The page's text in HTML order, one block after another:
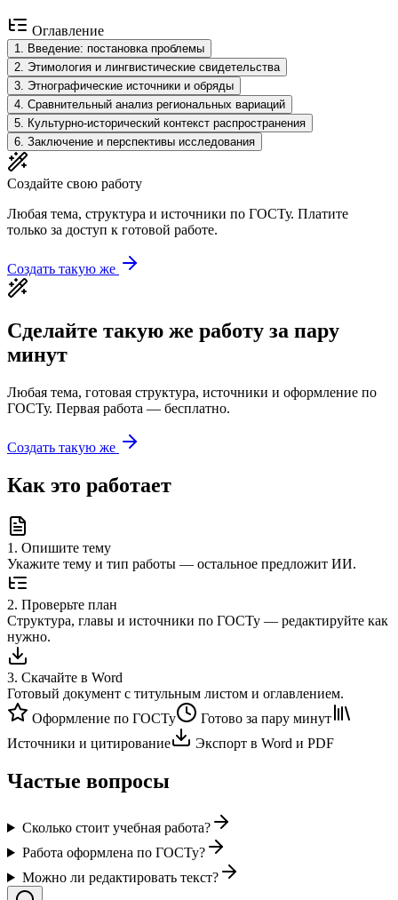
Оглавление
1
Введение: постановка проблемы
2 Этимология и лингвистические свидетельства
3 Этнографические источники и обряды
4 Сравнительный анализ региональных вариаций
5 Культурно-исторический контекст распространения
6 Заключение и перспективы исследования
Создайте свою работу
Любая тема, структура и источники по ГОСТу. Платите
только за доступ к готовой работе.
Создать такую же
Сделайте такую же работу за пару
минут
Любая тема, готовая структура, источники и оформление по
ГОСТу. Первая работа — бесплатно.
Создать такую же
Как это работает
1 . Опишите тему
Укажите тему и тип работы — остальное предложит ИИ.
2. Проверьте план
Структура, главы и источники по ГОСТу — редактируйте как
нужно.
3. Скачайте в Word
Готовый документ с титульным листом и оглавлением.
Оформление по ГОСТу
Готово за пару минут
Источники и цитирование
Экспорт в Word и PDF
Частые вопросы
Сколько стоит учебная работа?
Работа оформлена по ГОСТу?
Можно ли редактировать текст?